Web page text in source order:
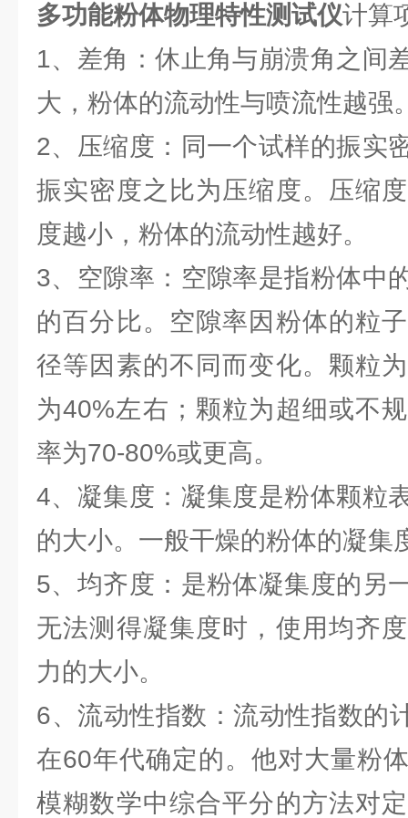
多功能粉体物理特性测试仪计算
1、差角：休止角与崩溃角之间
大，粉体的流动性与喷流性越强
2、压缩度：同一个试样的振实
振实密度之比为压缩度。压缩
度越小，粉体的流动性越好。
3、空隙率：空隙率是指粉体中
的百分比。空隙率因粉体的粒
径等因素的不同而变化。颗粒
为40%左右；颗粒为超细或不
率为70-80%或更高。
4、凝集度：凝集度是粉体颗粒
的大小。一般干燥的粉体的凝集
5、均齐度：是粉体凝集度的另
无法测得凝集度时，使用均齐
力的大小。
6、流动性指数：流动性指数的
在60年代确定的。他对大量粉
模糊数学中综合平分的方法对